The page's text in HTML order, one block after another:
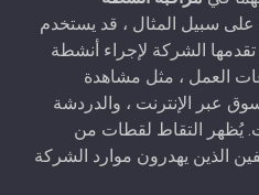
على سبيل المثال ، قد يستخدم
الشركة لإجراء أنشطة
العمل ، مثل مشاهدة
عبر الإنترنت ، والدردشة
يُظهر التقاط لقطات من
الذين يهدرون موارد الشركة